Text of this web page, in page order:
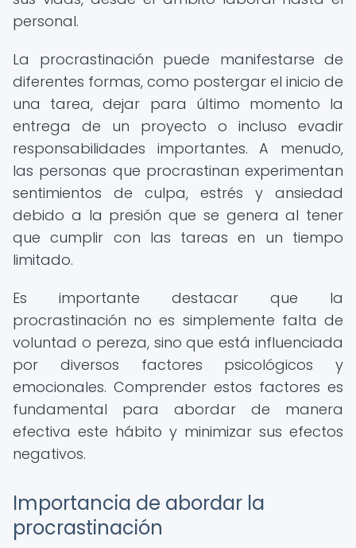
personal.
La procrastinación puede manifestarse de
diferentes formas, como postergar el inicio de
una tarea, dejar para último momento la
entrega de un proyecto o incluso evadir
responsabilidades importantes. A menudo,
las personas que procrastinan experimentan
sentimientos de culpa, estrés y ansiedad
debido a la presión que se genera al tener
que cumplir con las tareas en un tiempo
limitado.
Es importante destacar que la
procrastinación no es simplemente falta de
voluntad o pereza, sino que está influenciada
por diversos factores psicológicos y
emocionales. Comprender estos factores es
fundamental para abordar de manera
efectiva este hábito y minimizar sus efectos
negativos.
Importancia de abordar la
procrastinación